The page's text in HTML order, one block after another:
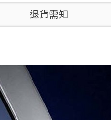
退貨需知